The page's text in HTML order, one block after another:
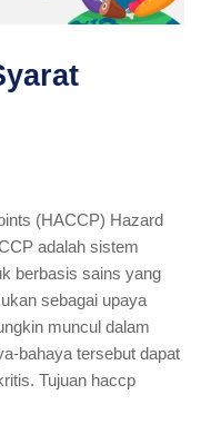
(HACCP) Hazard
adalah sistem
berbasis sains yang
sebagai upaya
muncul dalam
bahaya tersebut dapat
Tujuan haccp